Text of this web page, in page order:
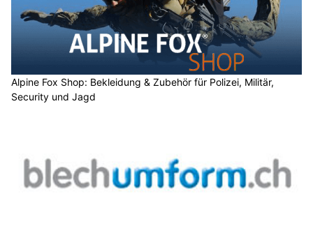
Alpine Fox Shop: Bekleidung & Zubehör für Polizei, Militär,
Security und Jagd